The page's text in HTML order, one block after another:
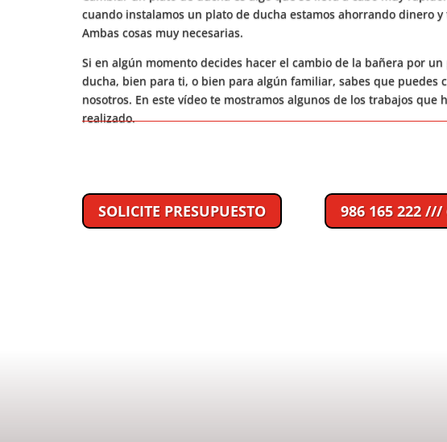
cuando instalamos un plato de ducha estamos ahorrando dinero y
Ambas cosas muy necesarias.
Si en algún momento decides hacer el cambio de la bañera por un
ducha, bien para ti, o bien para algún familiar, sabes que puedes
nosotros. En este vídeo te mostramos algunos de los trabajos que
realizado.
SOLICITE PRESUPUESTO 986 165 222 ///